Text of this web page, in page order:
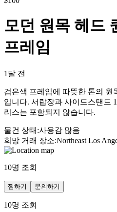
모던 원목 헤드
프레임
1달 전
검은색 프레임에 따뜻한 톤의 원
입니다. 서랍장과 사이드스탠드
리스는 포함되지 않습니다.
물건 상태 :사용감 많음
희망 거래 장소:Northeast Los
10명 조회
찜하기 문의하기
10명 조회